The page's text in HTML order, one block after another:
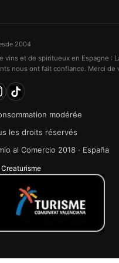
2004
et de spiritueux en Espagne :
nous ont fait confiance. Merci de
modérée
les droits réservés
al Comercio 2018 · España